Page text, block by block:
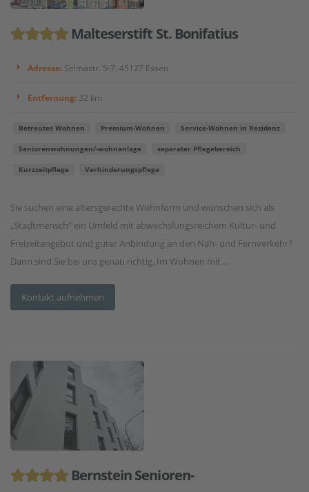
Malteserstift St. Bonifatius
Adresse: Selmastr. 5-7, 45127 Essen
Entfernung: 32 km
Betreutes Wohnen Premium-Wohnen Service-Wohnen in Residenz
Seniorenwohnungen/-wohnanlage separater Pflegebereich
Kurzzeitpflege Verhinderungspflege
Sie suchen eine altersgerechte Wohnform und wünschen sich als
„Stadtmensch“ ein Umfeld mit abwechslungsreichem Kultur- und
Freizeitangebot und guter Anbindung an den Nah- und Fernverkehr?
Dann sind Sie bei uns genau richtig. Im Wohnen mit ...
Kontakt aufnehmen
Bernstein Senioren-